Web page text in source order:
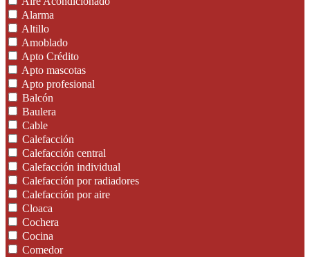
Alarma
Altillo
Amoblado
Apto Crédito
Apto mascotas
Apto profesional
Balcón
Baulera
Cable
Calefacción
Calefacción central
Calefacción individual
Calefacción por radiadores
Calefacción por aire
Cloaca
Cochera
Cocina
Comedor